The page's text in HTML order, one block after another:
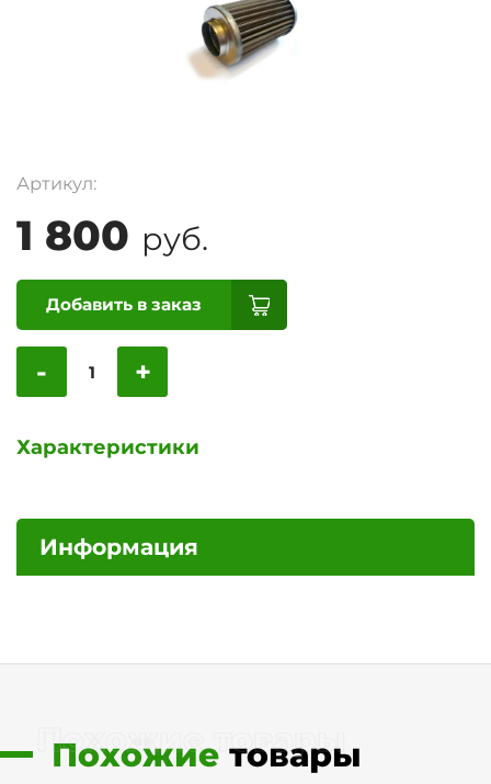
Артикул:
1 800 руб.
Добавить в заказ
- +
Характеристики
Информация
Похожие товары
Похожие товары